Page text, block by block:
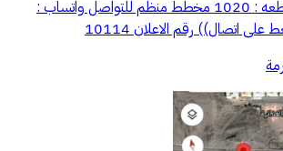
زهرة العمره ) رقم القطعه : 1020 مخطط منظم للتواصل واتساب :
اتصال)) رقم الاعلان 10114